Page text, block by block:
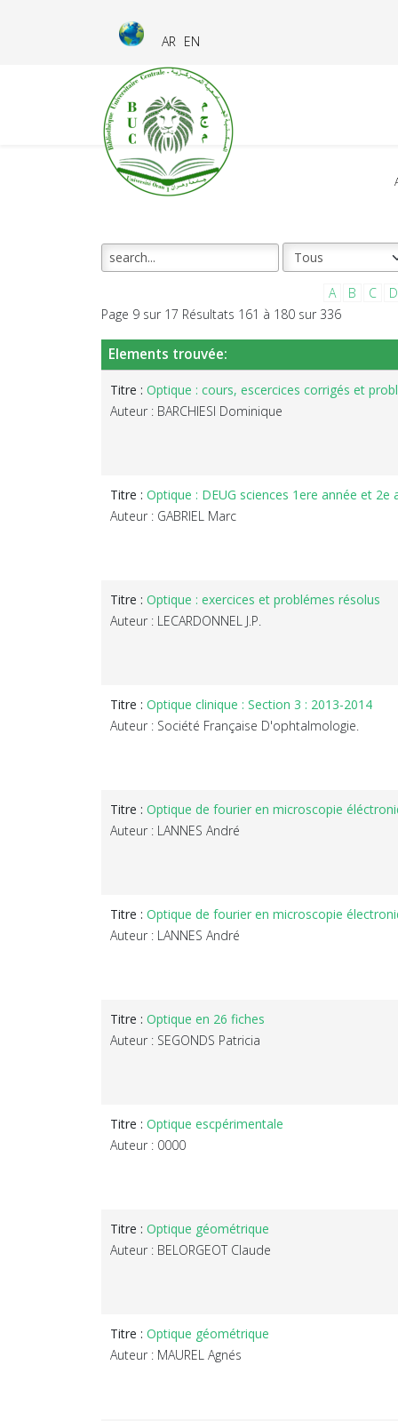
AR EN
A B C D
Page 9 sur 17 Résultats 161 à 180 sur 336
Elements trouvée:
Titre : Optique : cours, escercices corrigés et
Auteur : BARCHIESI Dominique
Titre : Optique : DEUG sciences 1ere année et 2e
Auteur : GABRIEL Marc
Titre : Optique : exercices et problémes résolus
Auteur : LECARDONNEL J.P.
Titre : Optique clinique : Section 3 : 2013-2014
Auteur : Société Française D'ophtalmologie.
Titre : Optique de fourier en microscopie
Auteur : LANNES André
Titre : Optique de fourier en microscopie
Auteur : LANNES André
Titre : Optique en 26 fiches
Auteur : SEGONDS Patricia
Titre : Optique escpérimentale
Auteur : 0000
Titre : Optique géométrique
Auteur : BELORGEOT Claude
Titre : Optique géométrique
Auteur : MAUREL Agnés